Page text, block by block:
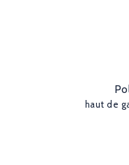
haut de